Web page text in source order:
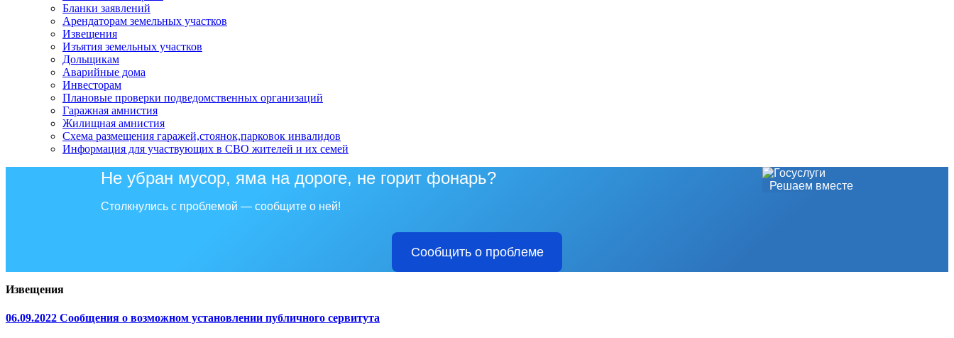
Бланки заявлений
Арендаторам земельных участков
Извещения
Изъятия земельных участков
Дольщикам
Аварийные дома
Инвесторам
Плановые проверки подведомственных организаций
Гаражная амнистия
Жилищная амнистия
Схема размещения гаражей,стоянок,парковок инвалидов
Информация для участвующих в СВО жителей и их семей
Решаем вместе
Не убран мусор, яма на дороге, не горит фонарь?
Столкнулись с проблемой — сообщите о ней!
Сообщить о проблеме
Извещения
06.09.2022 Сообщения о возможном установлении публичного сервитута